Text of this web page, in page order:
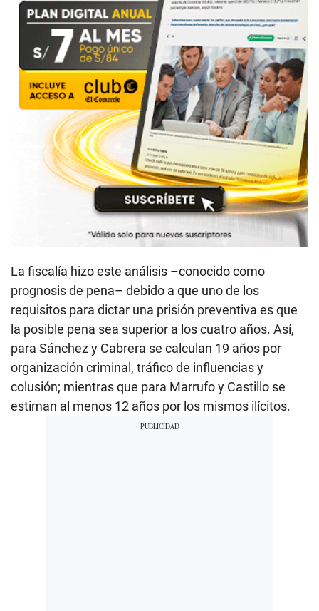
La fiscalía hizo este análisis –conocido como
prognosis de pena– debido a que uno de los
requisitos para dictar una prisión preventiva es que
la posible pena sea superior a los cuatro años. Así,
para Sánchez y Cabrera se calculan 19 años por
organización criminal, tráfico de influencias y
colusión; mientras que para Marrufo y Castillo se
estiman al menos 12 años por los mismos ilícitos.